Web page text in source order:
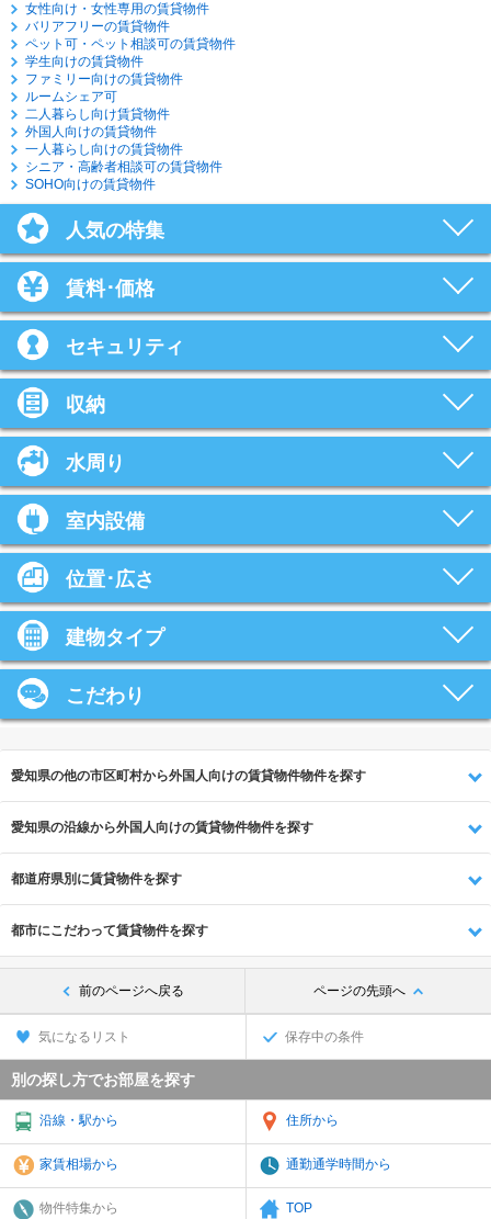
女性向け・女性専用の賃貸物件
バリアフリーの賃貸物件
ペット可・ペット相談可の賃貸物件
学生向けの賃貸物件
ファミリー向けの賃貸物件
ルームシェア可
二人暮らし向け賃貸物件
外国人向けの賃貸物件
一人暮らし向けの賃貸物件
シニア・高齢者相談可の賃貸物件
SOHO向けの賃貸物件
人気の特集
賃料･価格
セキュリティ
収納
水周り
室内設備
位置･広さ
建物タイプ
こだわり
愛知県の他の市区町村から外国人向けの賃貸物件物件を探す
愛知県の沿線から外国人向けの賃貸物件物件を探す
都道府県別に賃貸物件を探す
都市にこだわって賃貸物件を探す
前のページへ戻る ページの先頭へ
気になるリスト 保存中の条件
別の探し方でお部屋を探す
沿線・駅から 住所から
家賃相場から 通勤通学時間から
物件特集から TOP